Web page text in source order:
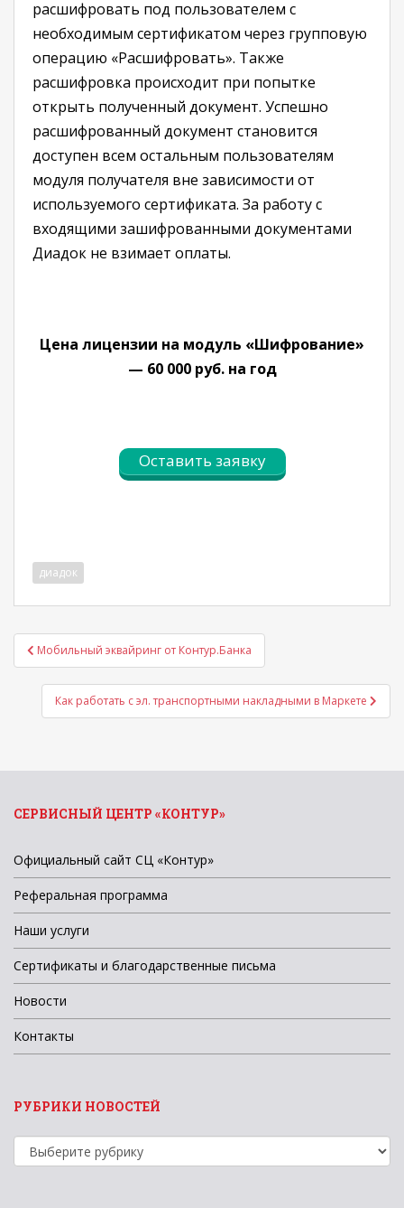
расшифровать под пользователем с
необходимым сертификатом через групповую
операцию «Расшифровать». Также
расшифровка происходит при попытке
открыть полученный документ. Успешно
расшифрованный документ становится
доступен всем остальным пользователям
модуля получателя вне зависимости от
используемого сертификата. За работу с
входящими зашифрованными документами
Диадок не взимает оплаты.
Цена лицензии на модуль «Шифрование»
— 60 000 руб. на год
Оставить заявку
диадок
Навигация
по
записям
Мобильный эквайринг от Контур.Банка
Как работать с эл. транспортными накладными в Маркете
СЕРВИСНЫЙ ЦЕНТР «КОНТУР»
Официальный сайт СЦ «Контур»
Реферальная программа
Наши услуги
Сертификаты и благодарственные письма
Новости
Контакты
РУБРИКИ НОВОСТЕЙ
Рубрики
новостей